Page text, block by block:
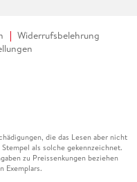
Widerrufsbelehrung
die das Lesen aber nicht
als solche gekennzeichnet.
zu Preissenkungen beziehen
Exemplars.